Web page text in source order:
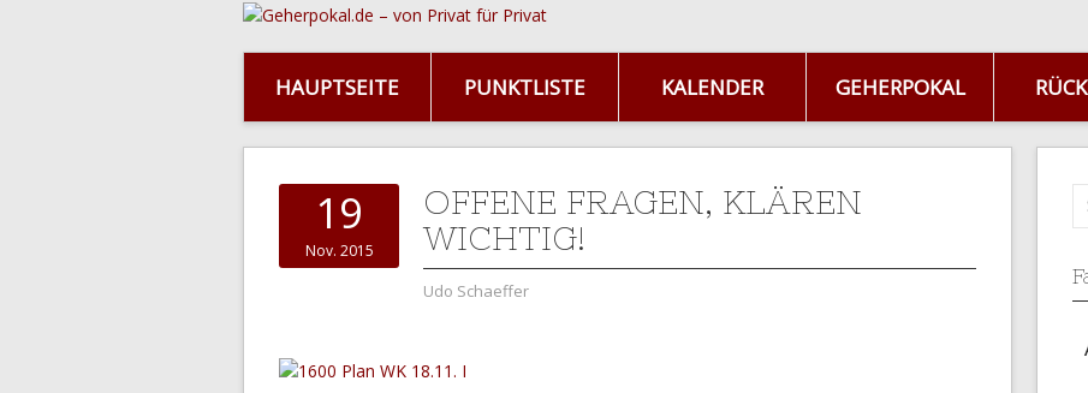
HAUPTSEITE PUNKTLISTE KALENDER GEHERPOKAL
19
Nov. 2015
OFFENE FRAGEN, KLÄREN
WICHTIG!
Udo Schaeffer